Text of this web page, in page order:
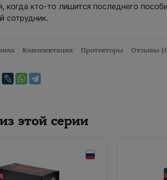
когда кто-то лишится последнего
сотрудник.
Комплектация Протекторы Отзывы
этой серии